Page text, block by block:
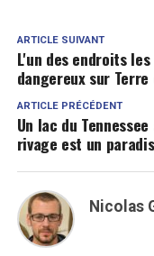
ARTICLE SUIVANT
L'un des endroits
dangereux sur
ARTICLE PRÉCÉDENT
Un lac du
rivage est un
Nicolas